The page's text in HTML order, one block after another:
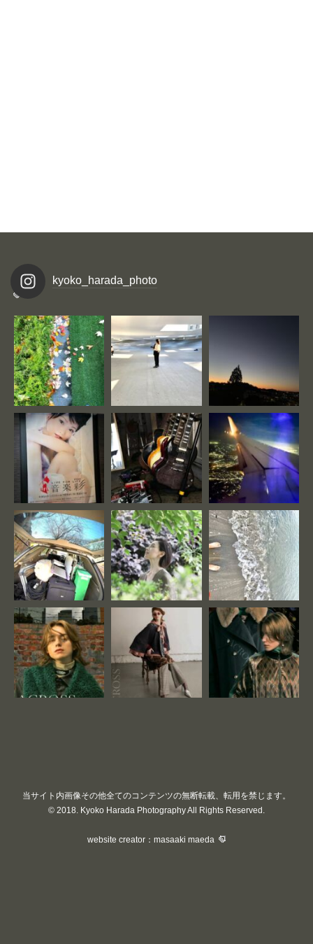
kyoko_harada_photo
当サイト内画像その他全てのコンテンツの無断転載、転用を禁じます。
© 2018. Kyoko Harada Photography All Rights Reserved.
website creator：masaaki maeda